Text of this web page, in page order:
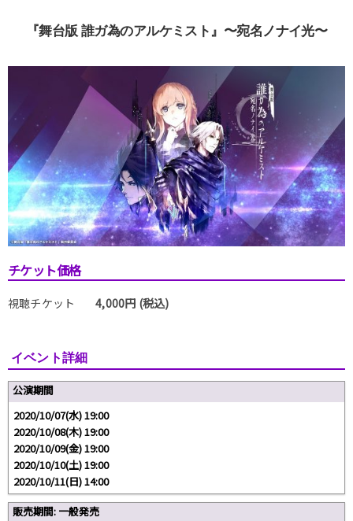
『舞台版 誰ガ為のアルケミスト』〜宛名ノナイ光〜
チケット価格
視聴チケット 4,000円 (税込)
イベント詳細
公演期間
2020/10/07(水) 19:00
2020/10/08(木) 19:00
2020/10/09(金) 19:00
2020/10/10(土) 19:00
2020/10/11(日) 14:00
販売期間: 一般発売